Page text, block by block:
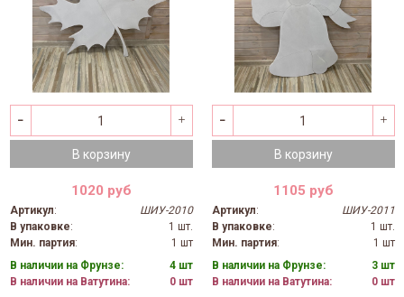
В корзину
1020 руб
Артикул:
ШИУ-2010
В упаковке:
1 шт.
Мин. партия:
1 шт
В наличии на Фрунзе:
4 шт
В наличии на Ватутина:
0 шт
В корзину
1105 руб
Артикул:
ШИУ-2011
В упаковке:
1 шт.
Мин. партия:
1 шт
В наличии на Фрунзе:
3 шт
В наличии на Ватутина:
0 шт